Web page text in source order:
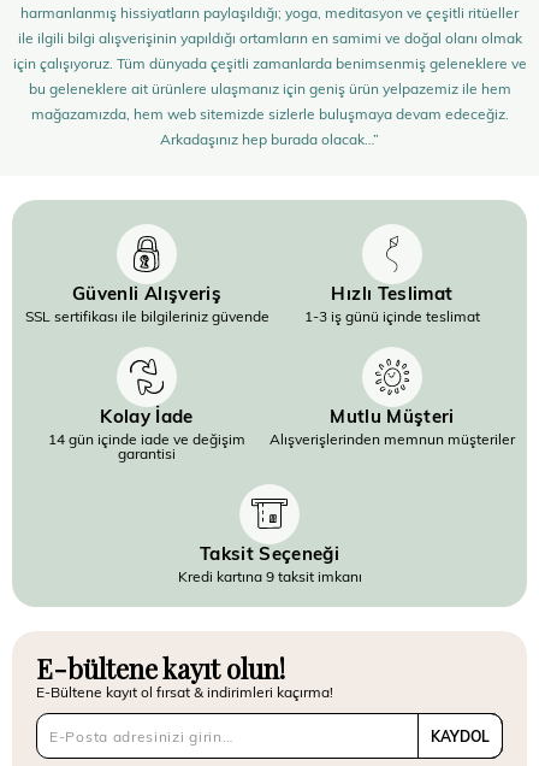
harmanlanmış hissiyatların paylaşıldığı; yoga, meditasyon ve çeşitli ritüeller
ile ilgili bilgi alışverişinin yapıldığı ortamların en samimi ve doğal olanı olmak
için çalışıyoruz. Tüm dünyada çeşitli zamanlarda benimsenmiş geleneklere ve
bu geleneklere ait ürünlere ulaşmanız için geniş ürün yelpazemiz ile hem
mağazamızda, hem web sitemizde sizlerle buluşmaya devam edeceğiz.
Arkadaşınız hep burada olacak…”
Güvenli Alışveriş
SSL sertifikası ile bilgileriniz güvende
Hızlı Teslimat
1-3 iş günü içinde teslimat
Kolay İade
14 gün içinde iade ve değişim
garantisi
Mutlu Müşteri
Alışverişlerinden memnun müşteriler
Taksit Seçeneği
Kredi kartına 9 taksit imkanı
E-bültene kayıt olun!
E-Bültene kayıt ol fırsat & indirimleri kaçırma!
KAYDOL